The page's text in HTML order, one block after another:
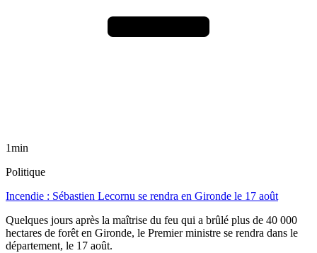
1min
Politique
Incendie : Sébastien Lecornu se rendra en Gironde le 17 août
Quelques jours après la maîtrise du feu qui a brûlé plus de 40 000
hectares de forêt en Gironde, le Premier ministre se rendra dans le
département, le 17 août.